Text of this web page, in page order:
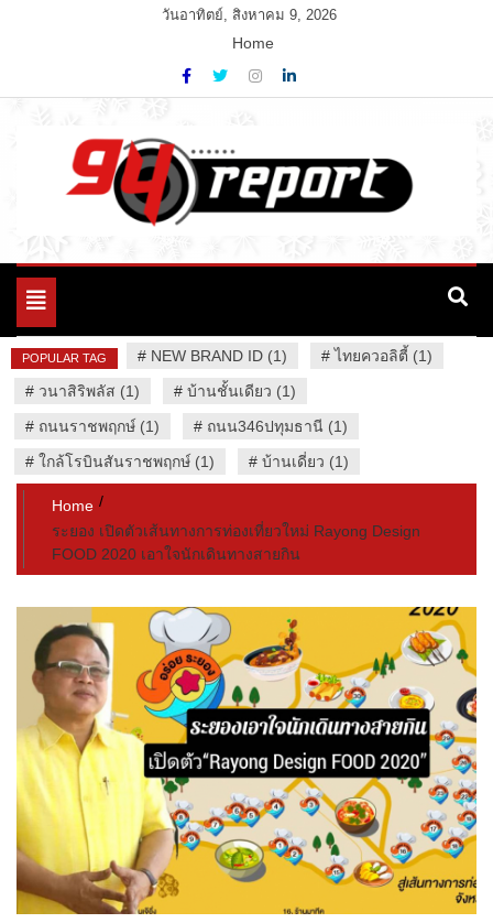
วันอาทิตย์, สิงหาคม 9, 2026
Home
94 Report.com
Variety News
Toggle
POPULAR TAG # NEW BRAND ID (1) #ไทยควอลิตี้ (1)
# วนาสิริพลัส (1) # บ้านชั้นเดียว (1)
# ถนนราชพฤกษ์ (1) # ถนน346ปทุมธานี (1)
# ใกล้โรบินสันราชพฤกษ์ (1) # บ้านเดี่ยว (1)
Home
ระยอง เปิดตัวเส้นทางการท่องเที่ยวใหม่ Rayong Design
FOOD 2020 เอาใจนักเดินทางสายกิน